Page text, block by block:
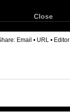
Close
Email • URL • Editor